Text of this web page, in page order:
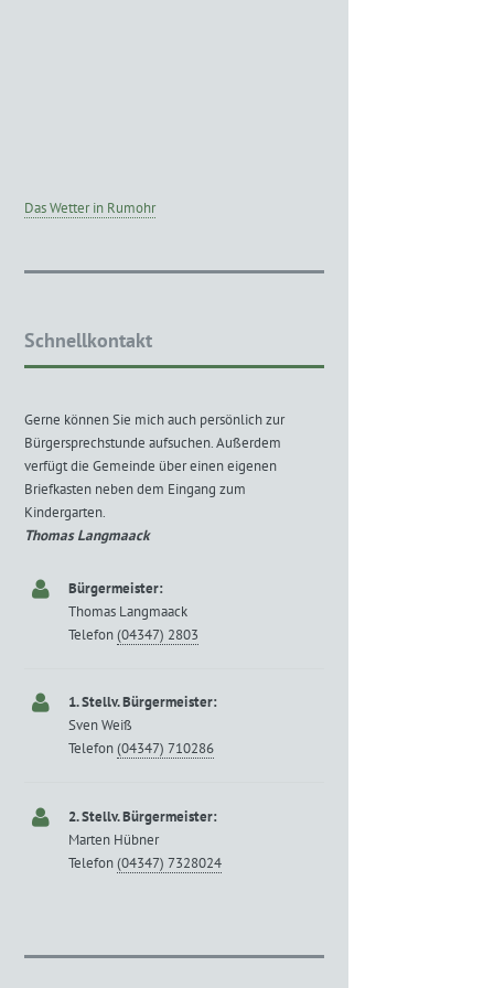
Das Wetter in Rumohr
Schnellkontakt
Gerne können Sie mich auch persönlich zur
Bürgersprechstunde aufsuchen. Außerdem
verfügt die Gemeinde über einen eigenen
Briefkasten neben dem Eingang zum
Kindergarten.
Thomas Langmaack
Bürgermeister:
Thomas Langmaack
Telefon(04347) 2803
1. Stellv. Bürgermeister:
Sven Weiß
Telefon(04347) 710286
2. Stellv. Bürgermeister:
Marten Hübner
Telefon(04347) 7328024